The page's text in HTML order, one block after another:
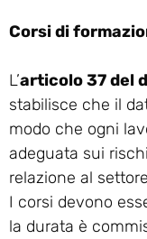
Corsi di
L’articolo 37 del
stabilisce che il
modo che ogni
adeguata sui
relazione al
I corsi devono
la durata è